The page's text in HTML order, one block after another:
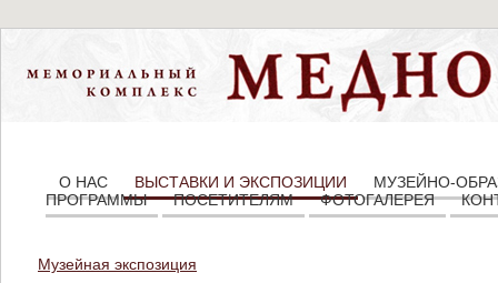
О НАС ВЫСТАВКИ И ЭКСПОЗИЦИИ
МУЗЕЙНО-
ПРОГРАММЫ
ПОСЕТИТЕЛЯМ ФОТОГАЛЕРЕЯ
Музейная экспозиция